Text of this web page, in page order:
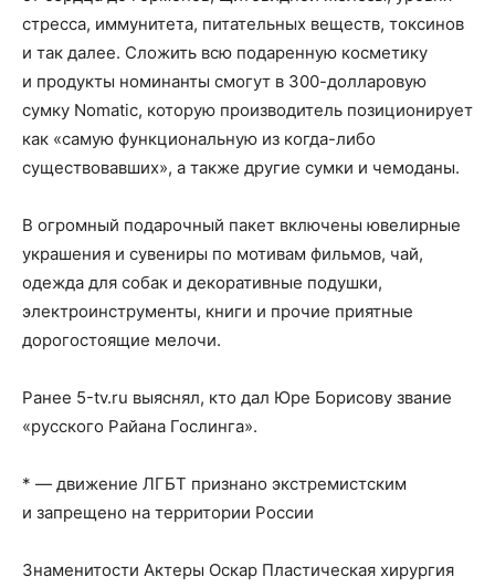
стресса, иммунитета, питательных веществ, токсинов
и так далее. Сложить всю подаренную косметику
и продукты номинанты смогут в 300-долларовую
сумку Nomatic, которую производитель позиционирует
как «самую функциональную из когда-либо
существовавших», а также другие сумки и чемоданы.
В огромный подарочный пакет включены ювелирные
украшения и сувениры по мотивам фильмов, чай,
одежда для собак и декоративные подушки,
электроинструменты, книги и прочие приятные
дорогостоящие мелочи.
Ранее 5-tv.ru выяснял, кто дал Юре Борисову звание
«русского Райана Гослинга».
* — движение ЛГБТ признано экстремистским
и запрещено на территории России
Знаменитости Актеры Оскар Пластическая хирургия